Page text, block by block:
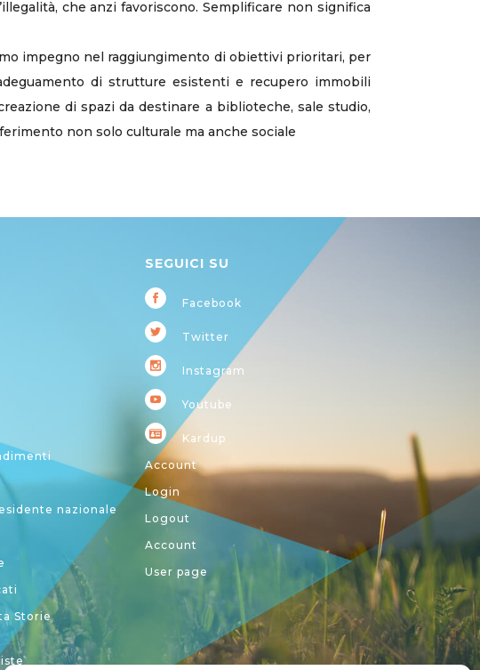
che anzi favoriscono. Semplificare non significa
impegno nel raggiungimento di obiettivi prioritari, per
di strutture esistenti e recupero immobili
di spazi da destinare a biblioteche, sale studio,
non solo culturale ma anche sociale
nazionale
Storie
SEGUICI SU
Facebook
Twitter
Instagram
Youtube
Kardup
Account
Login
Logout
Account
User page